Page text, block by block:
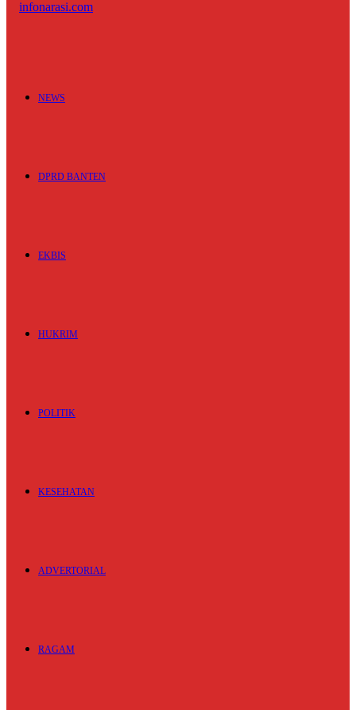
NEWS
DPRD BANTEN
EKBIS
HUKRIM
POLITIK
KESEHATAN
ADVERTORIAL
RAGAM